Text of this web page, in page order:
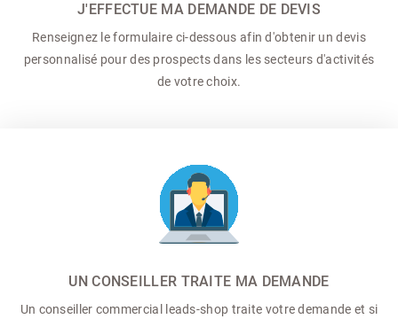
J'EFFECTUE MA DEMANDE DE DEVIS
Renseignez le formulaire ci-dessous afin d'obtenir un devis
personnalisé pour des prospects dans les secteurs d'activités
de votre choix.
UN CONSEILLER TRAITE MA DEMANDE
Un conseiller commercial
leads-shop traite votre demande et si